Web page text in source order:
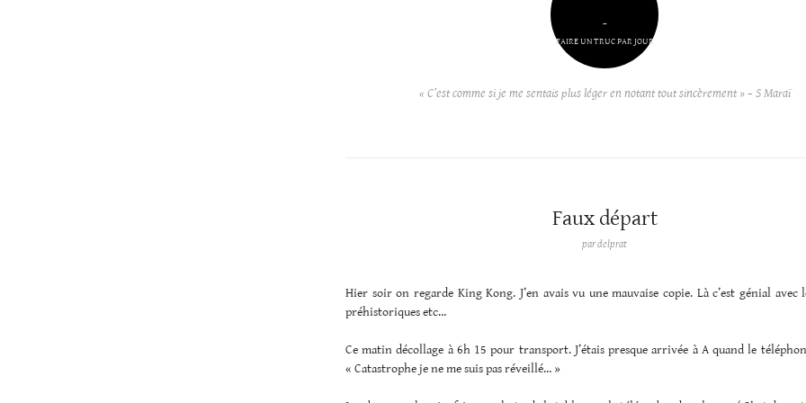
–
FAIRE UN TRUC PAR JOUR
« C’est comme si je me sentais plus léger en notant tout sincèrement » – S Maraï
Faux départ
pardelprat
Hier soir on regarde King Kong. J’en avais vu une mauvaise copie. Là c’est génial avec
préhistoriques etc…
Ce matin décollage à 6h 15 pour transport. J’étais presque arrivée à A quand le
« Catastrophe je ne me suis pas réveillé… »